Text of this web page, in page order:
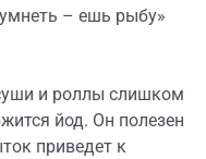
– ешь рыбу»
и роллы слишком
йод. Он полезен
приведет к